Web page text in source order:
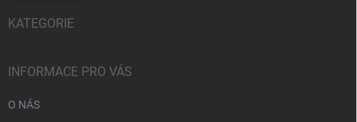
KATEGORIE
INFORMACE PRO VÁS
O NÁS